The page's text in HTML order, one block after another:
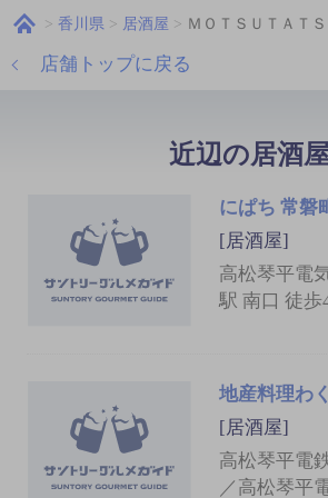
香川県 居酒屋 ＭＯＴＳＵＴＡＴＳ
店舗トップに戻る
近辺の居酒屋
にぱち 常磐
[居酒屋]
高松琴平電
駅 南口 徒歩
地産料理わ
[居酒屋]
高松琴平電
／高松琴平